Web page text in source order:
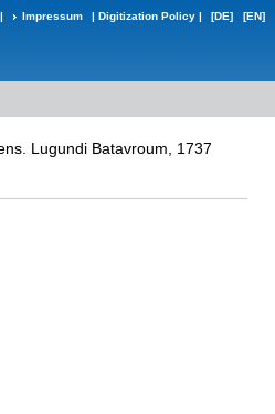
| Impressum | Digitization Policy | [DE] [EN]
Lugundi Batavroum, 1737